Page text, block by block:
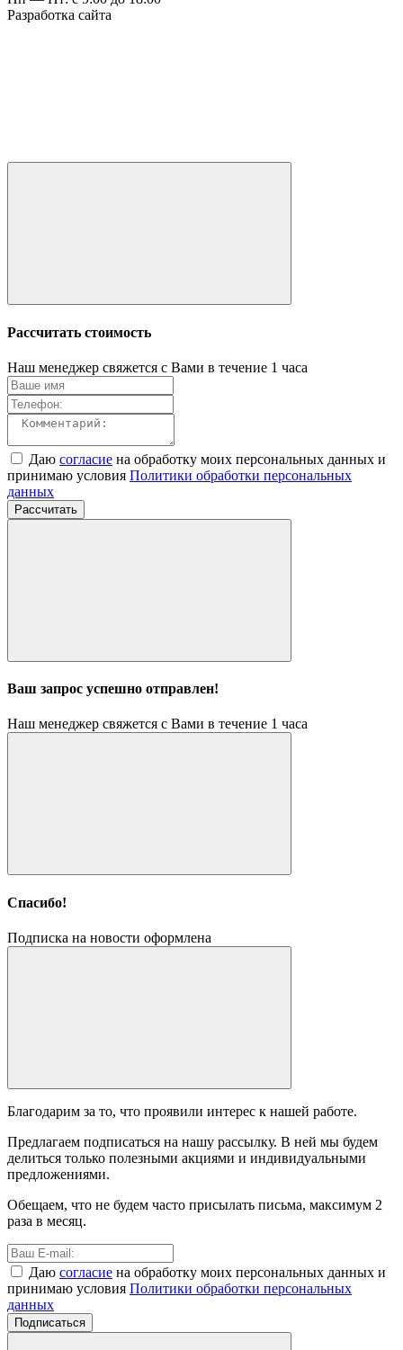
Разработка сайта
Рассчитать стоимость
Наш менеджер свяжется с Вами в течение 1 часа
Даю согласие на обработку моих персональных данных и
принимаю условия Политики обработки персональных
данных
Рассчитать
Ваш запрос успешно отправлен!
Наш менеджер свяжется с Вами в течение 1 часа
Спасибо!
Подписка на новости оформлена
Благодарим за то, что проявили интерес к нашей работе.
Предлагаем подписаться на нашу рассылку. В ней мы будем
делиться только полезными акциями и индивидуальными
предложениями.
Обещаем, что не будем часто присылать письма, максимум 2
раза в месяц.
Даю согласие на обработку моих персональных данных и
принимаю условия Политики обработки персональных
данных
Подписаться